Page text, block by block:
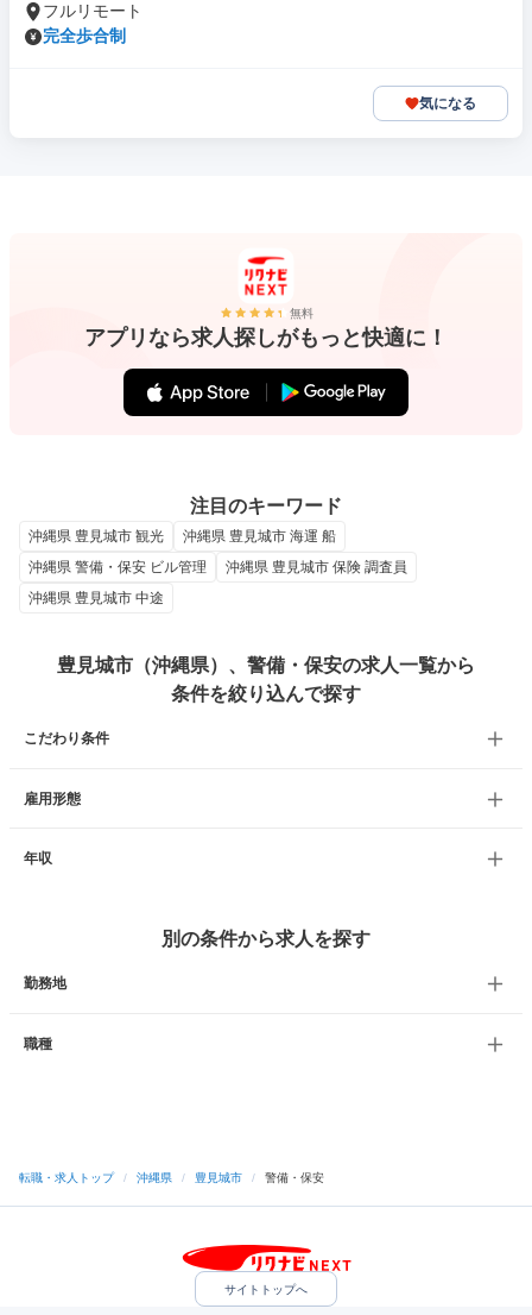
フルリモート
完全歩合制
気になる
無料
アプリなら求人探しがもっと快適に！
注目のキーワード
沖縄県 豊見城市 観光
沖縄県 豊見城市 海運 船
沖縄県 警備・保安 ビル管理
沖縄県 豊見城市 保険 調査員
沖縄県 豊見城市 中途
豊見城市（沖縄県）、警備・保安の求人一覧から
条件を絞り込んで探す
こだわり条件
雇用形態
年収
別の条件から求人を探す
勤務地
職種
転職・求人トップ / 沖縄県 / 豊見城市 / 警備・保安
サイトトップへ